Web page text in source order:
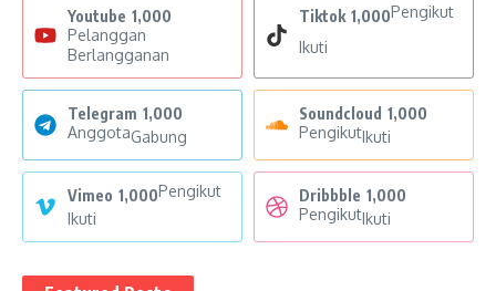
Youtube 1,000
Pelanggan
Berlangganan
Tiktok 1,000Pengikut
Ikuti
Telegram 1,000
AnggotaGabung
Soundcloud 1,000
PengikutIkuti
Vimeo 1,000Pengikut
Ikuti
Dribbble 1,000
PengikutIkuti